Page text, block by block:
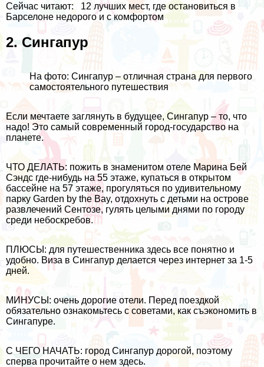
Сейчас читают:
12 лучших мест, где остановиться в
Барселоне недорого и с комфортом
2. Сингапур
На фото: Сингапур – отличная страна для первого
самостоятельного путешествия
Если мечтаете заглянуть в будущее, Сингапур – то, что
надо! Это самый современный город-государство на
планете.
ЧТО ДЕЛАТЬ: пожить в знаменитом отеле Марина Бей
Сэндс где-нибудь на 55 этаже, купаться в открытом
бассейне на 57 этаже, прогуляться по удивительному
парку Garden by the Bay, отдохнуть с детьми на острове
развлечений Сентозе, гулять целыми днями по городу
среди небоскребов.
ПЛЮСЫ: для путешественника здесь все понятно и
удобно. Виза в Сингапур делается через интернет за 1-5
дней.
МИНУСЫ: очень дорогие отели. Перед поездкой
обязательно ознакомьтесь с советами, как съэкономить в
Сингапуре.
С ЧЕГО НАЧАТЬ: город Сингапур дорогой, поэтому
сперва прочитайте о нем здесь.